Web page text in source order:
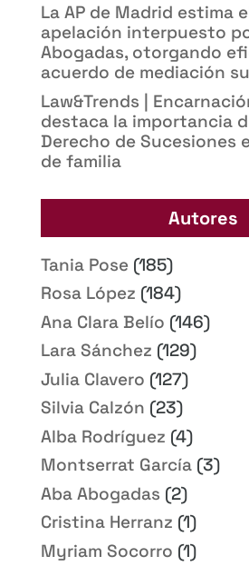
La AP de Madrid estima
apelación interpuesto
Abogadas, otorgando
acuerdo de mediación
Law&Trends |
destaca la importancia
Derecho de Sucesiones
de familia
Autores
Tania Pose(185)
Rosa López (184)
Ana Clara Belío (146)
Lara Sánchez (129)
Julia Clavero (127)
Silvia Calzón (23)
Alba Rodríguez (4)
Montserrat García(3)
Aba Abogadas (2)
Cristina Herranz (1)
Myriam Socorro (1)